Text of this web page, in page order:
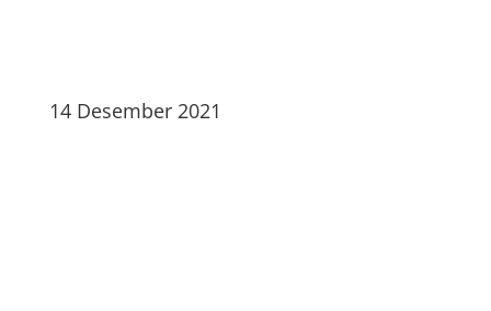
14 Desember 2021